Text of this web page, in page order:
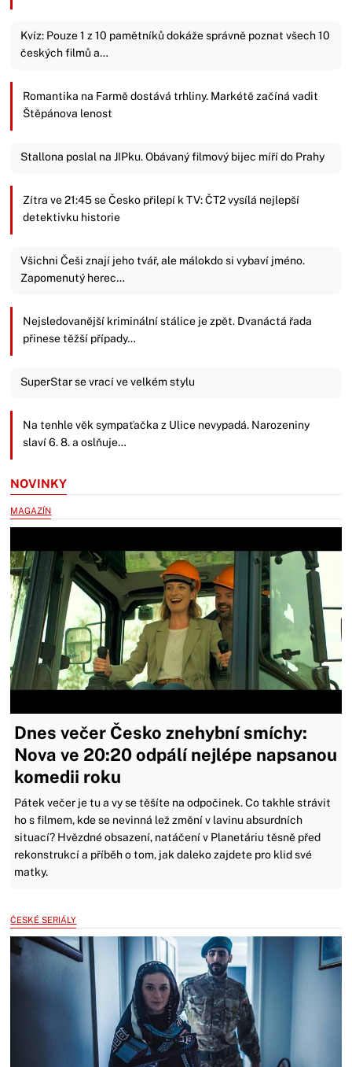
Kvíz: Pouze 1 z 10 pamětníků dokáže správně poznat všech 10
českých filmů a…
Romantika na Farmě dostává trhliny. Markétě začíná vadit
Štěpánova lenost
Stallona poslal na JIPku. Obávaný filmový bijec míří do Prahy
Zítra ve 21:45 se Česko přilepí k TV: ČT2 vysílá nejlepší
detektivku historie
Všichni Češi znají jeho tvář, ale málokdo si vybaví jméno.
Zapomenutý herec…
Nejsledovanější kriminální stálice je zpět. Dvanáctá řada
přinese těžší případy…
SuperStar se vrací ve velkém stylu
Na tenhle věk sympaťačka z Ulice nevypadá. Narozeniny
slaví 6. 8. a oslňuje…
NOVINKY
MAGAZÍN
Dnes večer Česko znehybní smíchy:
Nova ve 20:20 odpálí nejlépe napsanou
komedii roku
Pátek večer je tu a vy se těšíte na odpočinek. Co takhle strávit
ho s filmem, kde se nevinná lež změní v lavinu absurdních
situací? Hvězdné obsazení, natáčení v Planetáriu těsně před
rekonstrukcí a příběh o tom, jak daleko zajdete pro klid své
matky.
ČESKÉ SERIÁLY